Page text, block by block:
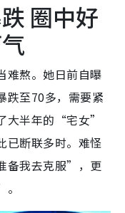
圈中好
难熬。她日前自曝
跌至70多，需要紧
大半年的“宅女”
已断联多时。难怪
备我去克服”，更